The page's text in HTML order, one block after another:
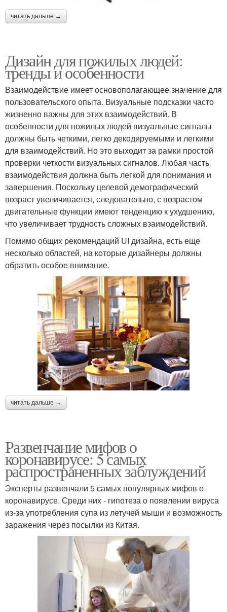
читать дальше →
Дизайн для пожилых людей:
тренды и особенности
Взаимодействие имеет основополагающее значение для
пользовательского опыта. Визуальные подсказки часто
жизненно важны для этих взаимодействий. В
особенности для пожилых людей визуальные сигналы
должны быть четкими, легко декодируемыми и легкими
для взаимодействий. Но это выходит за рамки простой
проверки четкости визуальных сигналов. Любая часть
взаимодействия должна быть легкой для понимания и
завершения. Поскольку целевой демографический
возраст увеличивается, следовательно, с возрастом
двигательные функции имеют тенденцию к ухудшению,
что увеличивает трудность сложных взаимодействий.
Помимо общих рекомендаций UI дизайна, есть еще
несколько областей, на которые дизайнеры должны
обратить особое внимание.
читать дальше →
Развенчание мифов о
коронавирусе: 5 самых
распространенных заблуждений
Эксперты развенчали 5 самых популярных мифов о
коронавирусе. Среди них - гипотеза о появлении вируса
из-за употребления супа из летучей мыши и возможность
заражения через посылки из Китая.